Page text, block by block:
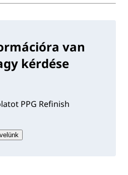
van
kérdése
PPG Refinish